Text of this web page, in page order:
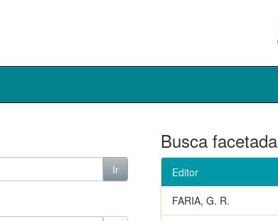
Busca facetada
Editor
FARIA, G. R.